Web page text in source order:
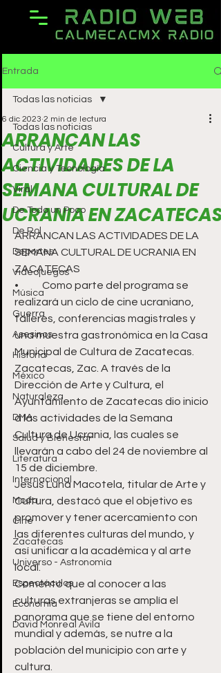
Entrada
Todas las noticias
Cultura y Arte
Ciencia y Tecnología
Viral
De Todo un Poco
De Rol
Deportes
Videojuegos
Música
Guerra
Asesinos
Historia
México
Naturaleza
DMA
Salud y Bienestar
Literatura
Internacional
Moda
Cine
Zacatecas
Universo - Astronomía
Espectáculos
Economía
David Monreal Ávila
Todas las noticias
ARRANCAN LAS
ACTIVIDADES DE LA
SEMANA CULTURAL DE
UCRANIA EN ZACATECAS
6 dic 2023 2 min de lectura
ARRANCAN LAS ACTIVIDADES DE LA
SEMANA CULTURAL DE UCRANIA EN
ZACATECAS
•	Como parte del programa se
realizará un ciclo de cine ucraniano,
talleres, conferencias magistrales y
una muestra gastronómica en la Casa
Municipal de Cultura de Zacatecas.
Zacatecas, Zac. A través de la
Dirección de Arte y Cultura, el
Ayuntamiento de Zacatecas dio inicio
a las actividades de la Semana
Cultura de Ucrania, las cuales se
llevarán a cabo del 24 de noviembre al
15 de diciembre.
Jesús Luna Macotela, titular de Arte y
Cultura, destacó que el objetivo es
promover y tener acercamiento con
las diferentes culturas del mundo, y
así unificar a la académica y al arte
local.
Comentó que al conocer a las
culturas extranjeras se amplía el
panorama que se tiene del entorno
mundial y además, se nutre a la
población del municipio con arte y
cultura.